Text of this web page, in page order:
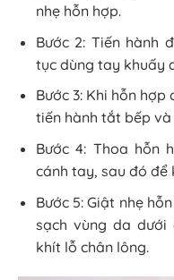
nhẹ hỗn hợp.
Bước 2: Tiến hành
tục dùng tay khuấy
Bước 3: Khi hỗn
tiến hành tắt bếp
Bước 4: Thoa hỗn
cánh tay, sau đó để
Bước 5: Giật nhẹ
sạch vùng da dưới
khít lỗ chân lông.